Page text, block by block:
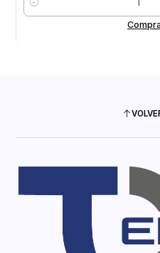
Cantidad